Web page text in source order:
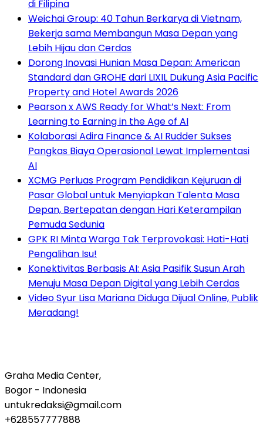
di Filipina
Weichai Group: 40 Tahun Berkarya di Vietnam,
Bekerja sama Membangun Masa Depan yang
Lebih Hijau dan Cerdas
Dorong Inovasi Hunian Masa Depan: American
Standard dan GROHE dari LIXIL Dukung Asia Pacific
Property and Hotel Awards 2026
Pearson x AWS Ready for What’s Next: From
Learning to Earning in the Age of AI
Kolaborasi Adira Finance & AI Rudder Sukses
Pangkas Biaya Operasional Lewat Implementasi
AI
XCMG Perluas Program Pendidikan Kejuruan di
Pasar Global untuk Menyiapkan Talenta Masa
Depan, Bertepatan dengan Hari Keterampilan
Pemuda Sedunia
GPK RI Minta Warga Tak Terprovokasi: Hati-Hati
Pengalihan Isu!
Konektivitas Berbasis AI: Asia Pasifik Susun Arah
Menuju Masa Depan Digital yang Lebih Cerdas
Video Syur Lisa Mariana Diduga Dijual Online, Publik
Meradang!
Graha Media Center,
Bogor - Indonesia
untukredaksi@gmail.com
+628557777888